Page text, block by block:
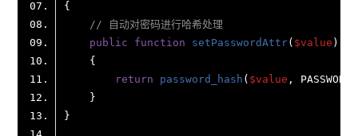
// 自动对密码进行哈希处理
public
function setPasswordAttr( $value
return
password_hash ( $value